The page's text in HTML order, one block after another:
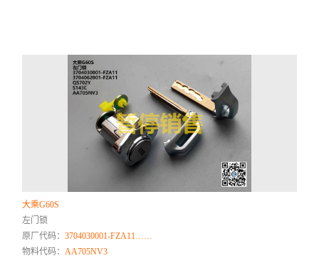
大乘G60S
左门锁
原厂代码：3704030001-FZA11……
物料代码： AA705NV3